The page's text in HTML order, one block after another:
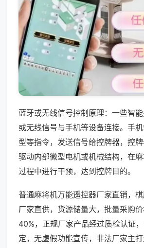
蓝牙或无线信号控制原理：一些智
或无线信号与手机等设备连接。手
型等指令，发送信号给控牌器，控
驱动内部微型电机或机械结构，在
过程中进行干预，达到控牌目的。
普通麻将机万能遥控器厂家直销，
厂家直供，货源储量大，批量采购
40%，正规厂家产品经过质检认证
定，无虚假功能宣传，非法厂家主